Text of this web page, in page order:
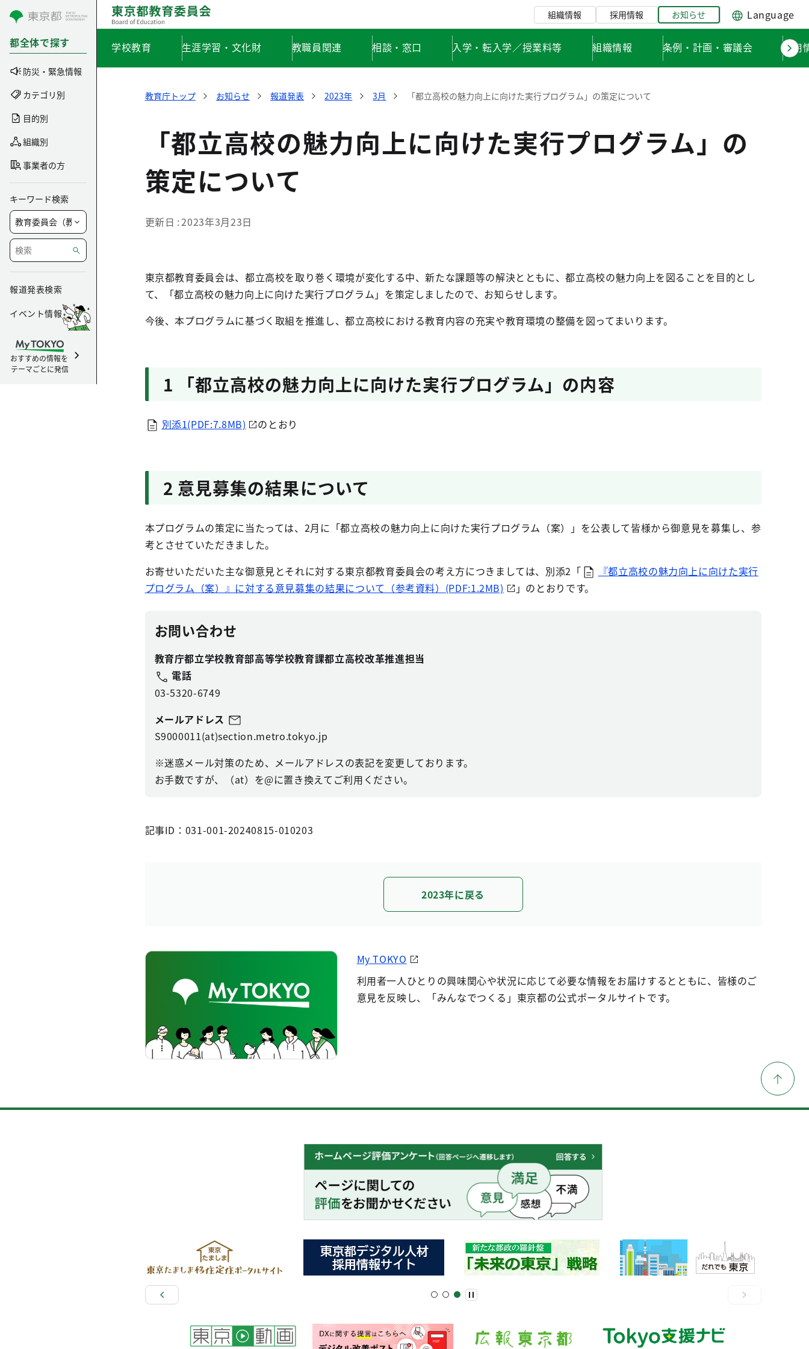
コンテンツにスキップ
都全体で探す
防災・緊急情報
カテゴリ別
目的別
組織別
事業者の方
キーワード検索
報道発表検索
イベント情報
おすすめの情報を
テーマごとに発信
組織情報 採用情報 お知らせ Language
学校教育 生涯学習・文化財 教職員関連 相談・窓口 入学・転入学／授業料等 組織情報 条例・計画・審議会 採用
教育庁トップ お知らせ 報道発表 2023年 3月 「都立高校の魅力向上に向けた実行プログラム」の策定について
「都立高校の魅力向上に向けた実行プログラム」の
策定について
更新日 2023年3月23日
東京都教育委員会は、都立高校を取り巻く環境が変化する中、新たな課題等の解決とともに、都立高校の魅力向上を図ることを目的とし
て、「都立高校の魅力向上に向けた実行プログラム」を策定しましたので、お知らせします。
今後、本プログラムに基づく取組を推進し、都立高校における教育内容の充実や教育環境の整備を図ってまいります。
1 「都立高校の魅力向上に向けた実行プログラム」の内容
別添1(PDF:7.8MB) のとおり
2 意見募集の結果について
本プログラムの策定に当たっては、2月に「都立高校の魅力向上に向けた実行プログラム（案）」を公表して皆様から御意見を募集し、参
考とさせていただきました。
お寄せいただいた主な御意見とそれに対する東京都教育委員会の考え方につきましては、別添2「
『都立高校の魅力向上に向けた実行
プログラム（案）』に対する意見募集の結果について（参考資料）(PDF:1.2MB)
」のとおりです。
お問い合わせ
教育庁都立学校教育部高等学校教育課都立高校改革推進担当
電話
03-5320-6749
メールアドレス
S9000011(at)section.metro.tokyo.jp
※迷惑メール対策のため、メールアドレスの表記を変更しております。
お手数ですが、（at）を@に置き換えてご利用ください。
記事ID：031-001-20240815-010203
2023年に戻る
My TOKYO
利用者一人ひとりの興味関心や状況に応じて必要な情報をお届けするとともに、皆様のご
意見を反映し、「みんなでつくる」東京都の公式ポータルサイトです。